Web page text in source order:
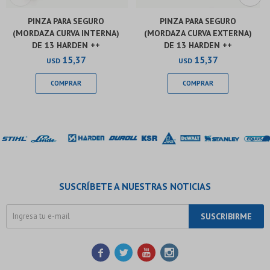
PINZA PARA SEGURO
(MORDAZA CURVA INTERNA)
DE 13 HARDEN ++
USD 15,37
PINZA PARA SEGURO
(MORDAZA CURVA EXTERNA)
DE 13 HARDEN ++
USD 15,37
SUSCRÍBETE A NUESTRAS NOTICIAS
SUSCRIBIRME
   